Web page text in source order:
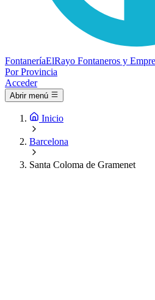
FontaneríaElRayo Fontaneros y
Por Provincia
Acceder
Abrir menú
Inicio
Barcelona
Santa Coloma de Gramenet